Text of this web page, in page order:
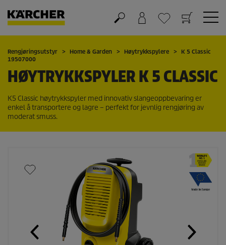
Handlekurv
Ønskeliste
Rengjøringsutstyr Home & Garden Høytrykkspylere
K 5 Classic
19507000
HØYTRYKKSPYLER K 5 CLASSIC
K5 Classic høytrykkspyler med innovativ slangeoppbevaring er
enkel å transportere og lagre – perfekt for jevnlig rengjøring av
moderat smuss.